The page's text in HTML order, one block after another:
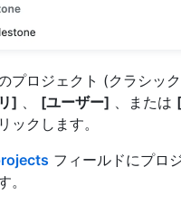
プロジェクト (クラシッ
] 、 [ユーザー] 、または
ックします。
フィールドにプロ
。